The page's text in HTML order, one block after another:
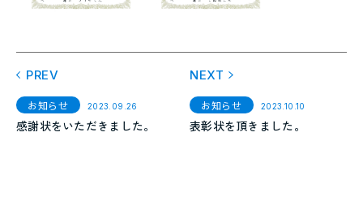
お知らせ 2023.09.26
PREV
感謝状をいただきました。
お知らせ 2023.10.10
NEXT
表彰状を頂きました。